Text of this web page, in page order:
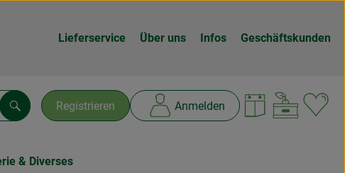
Lieferservice Über uns Infos Geschäftskunden
Registrieren Anmelden
Suchen
& Diverses